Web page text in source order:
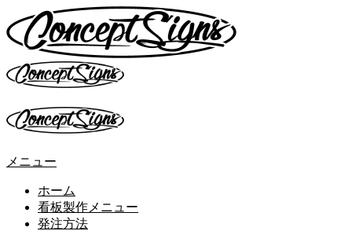
メニュー
ホーム
看板製作メニュー
発注方法